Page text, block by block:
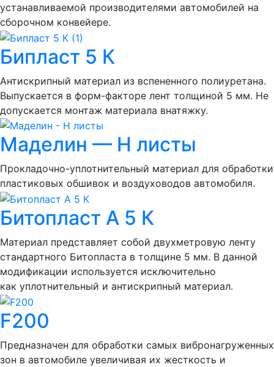
устанавливаемой производителями автомобилей на
сборочном конвейере.
Бипласт 5 К
Антискрипный материал из вспененного полиуретана.
Выпускается в форм-факторе лент толщиной 5 мм. Не
допускается монтаж материала внатяжку.
Маделин — Н листы
Прокладочно-уплотнительный материал для обработки
пластиковых обшивок и воздуховодов автомобиля.
Битопласт А 5 К
Материал представляет собой двухметровую ленту
стандартного Битопласта в толщине 5 мм. В данной
модификации используется исключительно
как уплотнительный и антискрипный материал.
F200
Предназначен для обработки самых вибронагруженных
зон в автомобиле увеличивая их жесткость и